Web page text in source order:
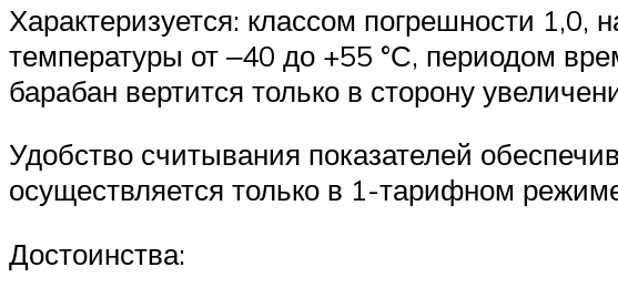
Характеризуется: классом погрешности
температуры от ‒40 до +55 °С, периодом
барабан вертится только в сторону
Удобство считывания показателей
осуществляется только в 1-тарифном
Достоинства: